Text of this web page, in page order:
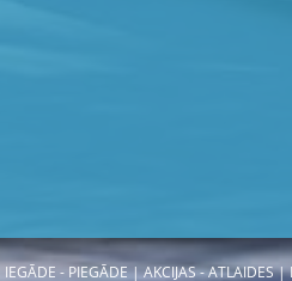
IEGĀDE - PIEGĀDE|AKCIJAS - ATLAIDES|